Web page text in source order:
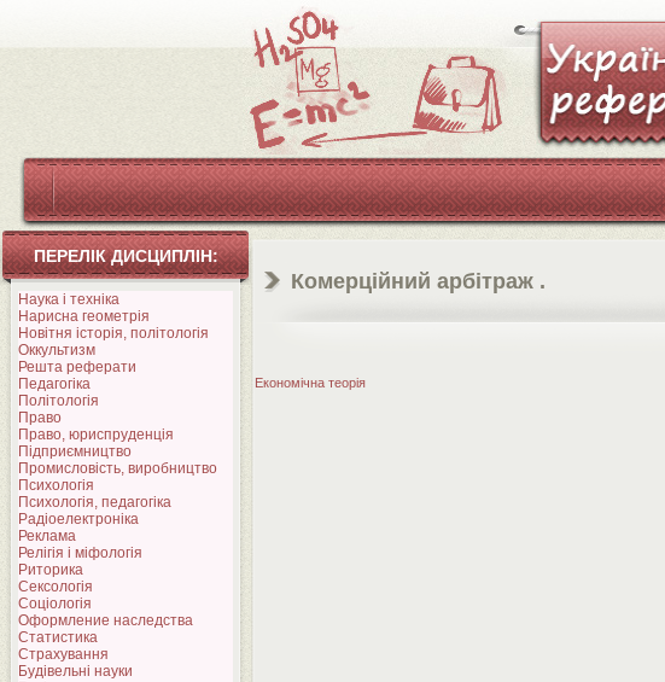
ПЕРЕЛІК ДИСЦИПЛІН:
Наука і техніка
Нарисна геометрія
Новітня історія, політологія
Оккультизм
Решта реферати
Педагогіка
Політологія
Право
Право, юриспруденція
Підприємництво
Промисловість, виробництво
Психологія
Психологія, педагогіка
Радіоелектроніка
Реклама
Релігія і міфологія
Риторика
Сексологія
Соціологія
Оформление наследства
Статистика
Страхування
Будівельні науки
Комерційний арбітраж .
Економічна теорія